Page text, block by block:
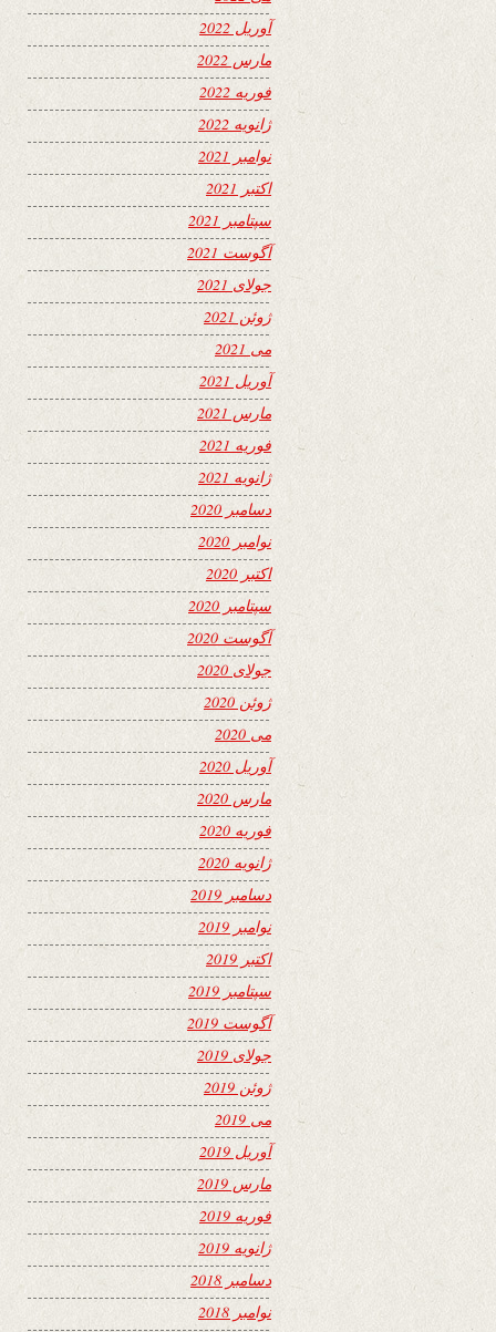
آوریل 2022
مارس 2022
فوریه 2022
ژانویه 2022
نوامبر 2021
اکتبر 2021
سپتامبر 2021
آگوست 2021
جولای 2021
ژوئن 2021
می 2021
آوریل 2021
مارس 2021
فوریه 2021
ژانویه 2021
دسامبر 2020
نوامبر 2020
اکتبر 2020
سپتامبر 2020
آگوست 2020
جولای 2020
ژوئن 2020
می 2020
آوریل 2020
مارس 2020
فوریه 2020
ژانویه 2020
دسامبر 2019
نوامبر 2019
اکتبر 2019
سپتامبر 2019
آگوست 2019
جولای 2019
ژوئن 2019
می 2019
آوریل 2019
مارس 2019
فوریه 2019
ژانویه 2019
دسامبر 2018
نوامبر 2018